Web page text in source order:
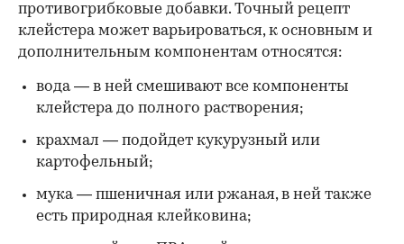
противогрибковые добавки. Точный рецепт
клейстера может варьироваться, к основным и
дополнительным компонентам относятся:
вода — в ней смешивают все компоненты
клейстера до полного растворения;
крахмал — подойдет кукурузный или
картофельный;
мука — пшеничная или ржаная, в ней также
есть природная клейковина;